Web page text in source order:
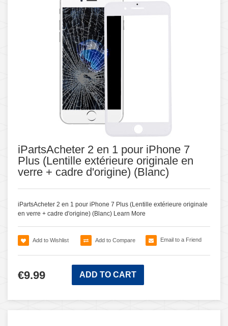
iPartsAcheter 2 en 1 pour iPhone 7
Plus (Lentille extérieure originale en
verre + cadre d'origine) (Blanc)
iPartsAcheter 2 en 1 pour iPhone 7 Plus (Lentille extérieure originale
en verre + cadre d'origine) (Blanc) Learn More
Add to Wishlist Add to Compare Email to a Friend
€9.99 ADD TO CART